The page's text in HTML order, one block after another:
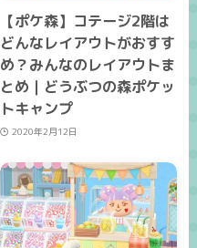
【ポケ森】コテージ2階は
どんなレイアウトがおすす
め？みんなのレイアウトま
とめ｜どうぶつの森ポケッ
トキャンプ
2020年2月12日